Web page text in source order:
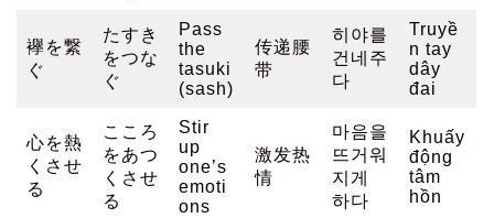
襷を繋
ぐ
たすき
をつな
ぐ
Pass
the
tasuki
(sash)
传递腰
带
히야를
건네주
다
Truyề
n tay
dây
đai
心を熱
くさせ
る
こころ
をあつ
くさせ
る
Stir
up
one’s
emoti
ons
激发热
情
마음을
뜨거워
지게
하다
Khuấy
động
tâm
hồn